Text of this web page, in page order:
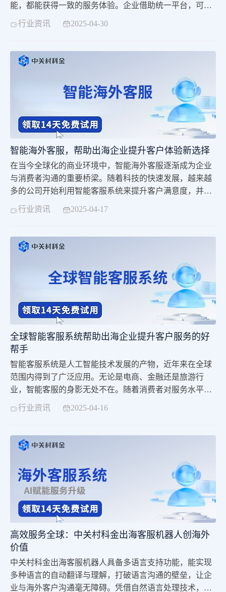
能，都能获得一致的服务体验。企业借助统一平台，可轻
松监控分析客户互动数据，了解客户行为模式与需求变
行业资讯 2025-04-30
智能海外客服，帮助出海企业提升客户体验新选择
在当今全球化的商业环境中，智能海外客服逐渐成为企业
与消费者沟通的重要桥梁。随着科技的快速发展，越来越
多的公司开始利用智能客服系统来提升客户满意度，并增
强市场竞争力。本文将探讨智能海外客服的优势、功能及
其未来发展趋势。效率提升，全天候服务智能海外客服系
是消费者在深夜购物时遇到问题，还是在忙碌的工作日里
需要咨询，智能客服都能及时响应。相比传统的人工客服
行业资讯 2025-04-17
全球智能客服系统帮助出海企业提升客户服务的好
帮手
智能客服系统是人工智能技术发展的产物，近年来在全球
范围内得到了广泛应用。无论是电商、金融还是旅游行
业，智能客服的身影无处不在。随着消费者对服务水平要
求的提升，智能客服系统逐渐成为企业提高竞争力的重要
地为客户提供服务。这样的高效响应可以大幅度减少客户
等待时间，提升用户体验。同时，智能客服的处理能力可
行业资讯 2025-04-16
高效服务全球：中关村科金出海客服机器人创海外
价值
中关村科金出海客服机器人具备多语言支持功能，能实现
多种语言的自动翻译与理解，打破语言沟通的壁垒，让企
业与海外客户沟通毫无障碍。凭借自然语言处理技术，机